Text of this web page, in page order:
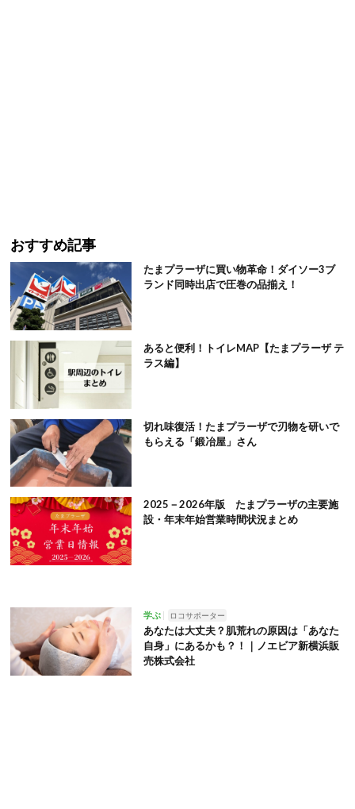
おすすめ記事
たまプラーザに買い物革命！ダイソー3ブ
ランド同時出店で圧巻の品揃え！
あると便利！トイレMAP【たまプラーザ テ
ラス編】
切れ味復活！たまプラーザで刃物を研いで
もらえる「鍛冶屋」さん
2025－2026年版 たまプラーザの主要施
設・年末年始営業時間状況まとめ
学ぶ ロコサポーター
あなたは大丈夫？肌荒れの原因は「あなた
自身」にあるかも？！｜ノエビア新横浜販
売株式会社